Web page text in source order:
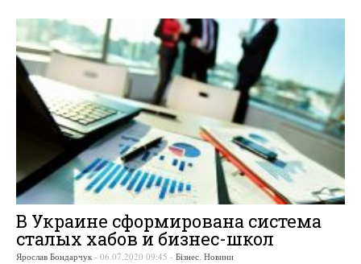
В Украине сформирована система
сталых хабов и бизнес-школ
Ярослав Бондарчук - 06.07.2020 09:45 - Бізнес, Новини